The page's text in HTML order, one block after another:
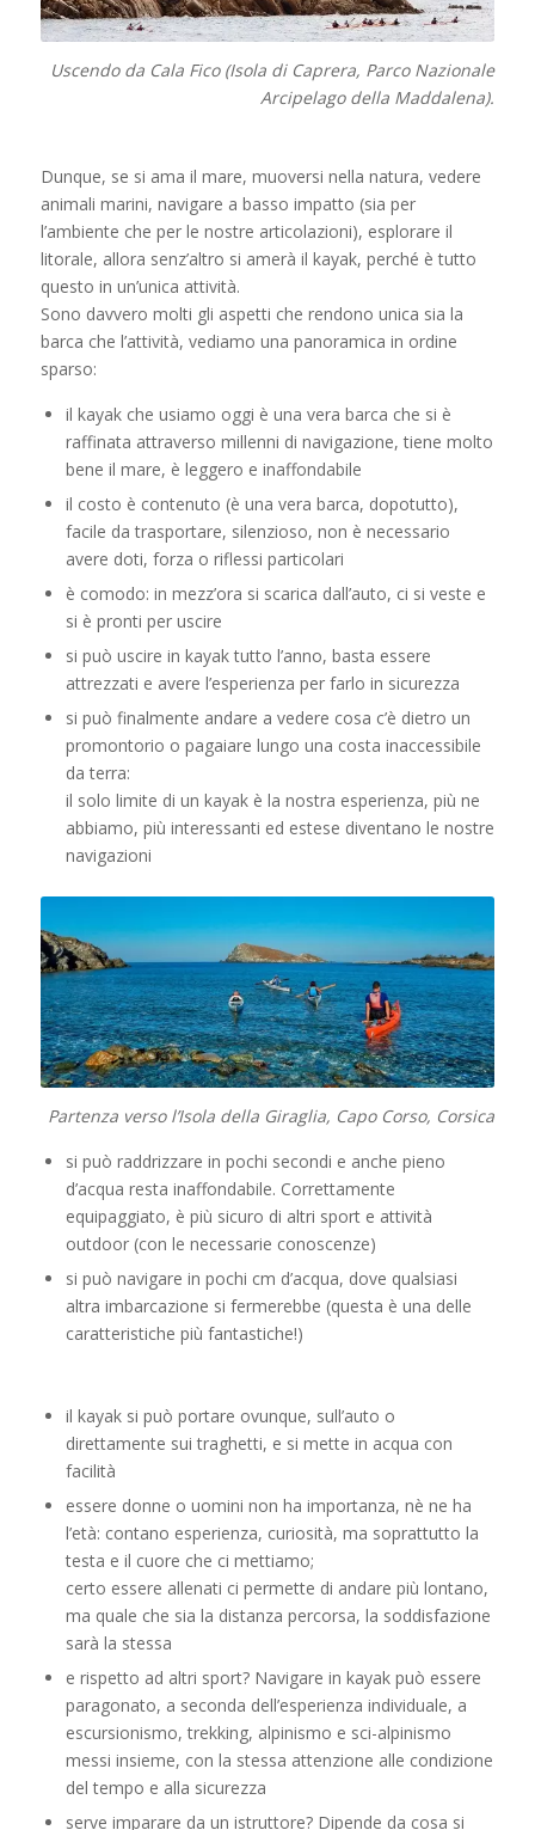
Uscendo da Cala Fico (Isola di Caprera, Parco Nazionale
Arcipelago della Maddalena).
Dunque, se si ama il mare, muoversi nella natura, vedere
animali marini, navigare a basso impatto (sia per
l’ambiente che per le nostre articolazioni), esplorare il
litorale, allora senz’altro si amerà il kayak, perché è tutto
questo in un’unica attività.
Sono davvero molti gli aspetti che rendono unica sia la
barca che l’attività, vediamo una panoramica in ordine
sparso:
il kayak che usiamo oggi è una vera barca che si è
raffinata attraverso millenni di navigazione, tiene molto
bene il mare, è leggero e inaffondabile
il costo è contenuto (è una vera barca, dopotutto),
facile da trasportare, silenzioso, non è necessario
avere doti, forza o riflessi particolari
è comodo: in mezz’ora si scarica dall’auto, ci si veste e
si è pronti per uscire
si può uscire in kayak tutto l’anno, basta essere
attrezzati e avere l’esperienza per farlo in sicurezza
si può finalmente andare a vedere cosa c’è dietro un
promontorio o pagaiare lungo una costa inaccessibile
da terra:
il solo limite di un kayak è la nostra esperienza, più ne
abbiamo, più interessanti ed estese diventano le nostre
navigazioni
Partenza verso l’Isola della Giraglia, Capo Corso, Corsica
si può raddrizzare in pochi secondi e anche pieno
d’acqua resta inaffondabile. Correttamente
equipaggiato, è più sicuro di altri sport e attività
outdoor (con le necessarie conoscenze)
si può navigare in pochi cm d’acqua, dove qualsiasi
altra imbarcazione si fermerebbe (questa è una delle
caratteristiche più fantastiche!)
il kayak si può portare ovunque, sull’auto o
direttamente sui traghetti, e si mette in acqua con
facilità
essere donne o uomini non ha importanza, nè ne ha
l’età: contano esperienza, curiosità, ma soprattutto la
testa e il cuore che ci mettiamo;
certo essere allenati ci permette di andare più lontano,
ma quale che sia la distanza percorsa, la soddisfazione
sarà la stessa
e rispetto ad altri sport? Navigare in kayak può essere
paragonato, a seconda dell’esperienza individuale, a
escursionismo, trekking, alpinismo e sci-alpinismo
messi insieme, con la stessa attenzione alle condizione
del tempo e alla sicurezza
serve imparare da un istruttore? Dipende da cosa si